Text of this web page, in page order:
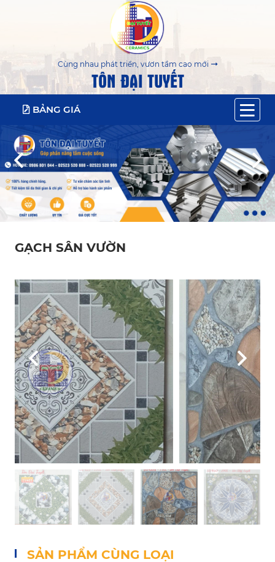
Cùng nhau phát triển, vươn tầm cao mới
TÔN ĐẠI TUYẾT
BẢNG GIÁ
GẠCH SÂN VƯỜN
SẢN PHẨM CÙNG LOẠI